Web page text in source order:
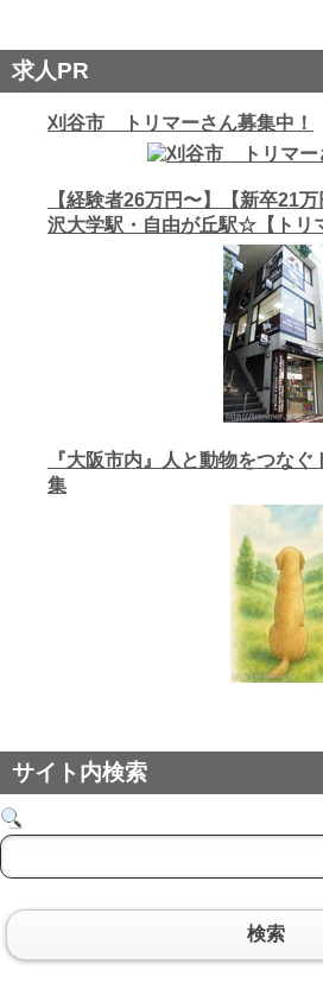
求人PR
刈谷市 トリマーさん募集中！
【経験者26万円〜】【新卒21
沢大学駅・自由が丘駅☆【トリ
『大阪市内』人と動物をつな
集
サイト内検索
検索